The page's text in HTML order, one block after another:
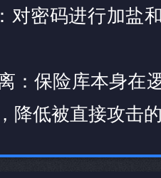
对密码进行加盐
：保险库本身在
降低被直接攻击